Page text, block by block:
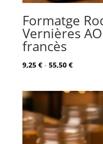
Formatge
Vernières
francès
9,25 € - 55,50 €Rango
9,25 €
hasta
55,50 €